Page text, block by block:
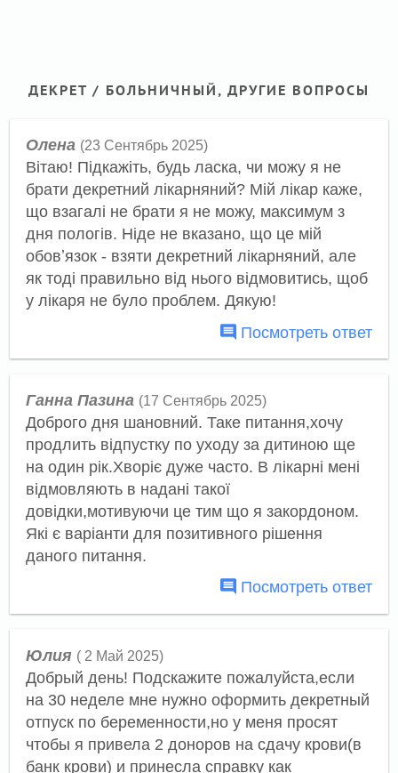
ДЕКРЕТ / БОЛЬНИЧНЫЙ, ДРУГИЕ ВОПРОСЫ
Олена (23 Сентябрь 2025)
Вітаю! Підкажіть, будь ласка, чи можу я не
брати декретний лікарняний? Мій лікар каже,
що взагалі не брати я не можу, максимум з
дня пологів. Ніде не вказано, що це мій
обовʼязок - взяти декретний лікарняний, але
як тоді правильно від нього відмовитись, щоб
у лікаря не було проблем. Дякую!
Посмотреть ответ
Ганна Пазина (17 Сентябрь 2025)
Доброго дня шановний. Таке питання,хочу
продлить відпустку по уходу за дитиною ще
на один рік.Хворіє дуже часто. В лікарні мені
відмовляють в надані такої
довідки,мотивуючи це тим що я закордоном.
Які є варіанти для позитивного рішення
даного питання.
Посмотреть ответ
Юлия ( 2 Май 2025)
Добрый день! Подскажите пожалуйста,если
на 30 неделе мне нужно оформить декретный
отпуск по беременности,но у меня просят
чтобы я привела 2 доноров на сдачу крови(в
банк крови) и принесла справку как